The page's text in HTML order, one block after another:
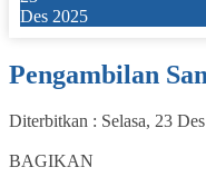
Des 2025
Pengambilan
Diterbitkan : Selasa, 23
BAGIKAN